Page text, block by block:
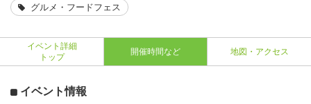
グルメ・フードフェス
イベント詳細
トップ
開催時間など 地図・アクセス
イベント情報